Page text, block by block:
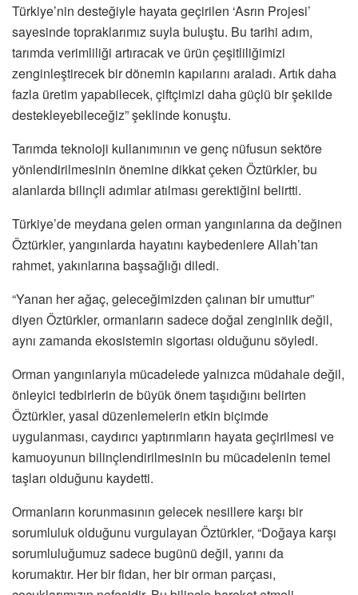
Türkiye’nin desteğiyle hayata geçirilen ‘Asrın Projesi’
sayesinde topraklarımız suyla buluştu. Bu tarihi adım,
tarımda verimliliği artıracak ve ürün çeşitliliğimizi
zenginleştirecek bir dönemin kapılarını araladı. Artık daha
fazla üretim yapabilecek, çiftçimizi daha güçlü bir şekilde
destekleyebileceğiz” şeklinde konuştu.
Tarımda teknoloji kullanımının ve genç nüfusun sektöre
yönlendirilmesinin önemine dikkat çeken Öztürkler, bu
alanlarda bilinçli adımlar atılması gerektiğini belirtti.
Türkiye’de meydana gelen orman yangınlarına da değinen
Öztürkler, yangınlarda hayatını kaybedenlere Allah’tan
rahmet, yakınlarına başsağlığı diledi.
“Yanan her ağaç, geleceğimizden çalınan bir umuttur”
diyen Öztürkler, ormanların sadece doğal zenginlik değil,
aynı zamanda ekosistemin sigortası olduğunu söyledi.
Orman yangınlarıyla mücadelede yalnızca müdahale değil,
önleyici tedbirlerin de büyük önem taşıdığını belirten
Öztürkler, yasal düzenlemelerin etkin biçimde
uygulanması, caydırıcı yaptırımların hayata geçirilmesi ve
kamuoyunun bilinçlendirilmesinin bu mücadelenin temel
taşları olduğunu kaydetti.
Ormanların korunmasının gelecek nesillere karşı bir
sorumluluk olduğunu vurgulayan Öztürkler, “Doğaya karşı
sorumluluğumuz sadece bugünü değil, yarını da
korumaktır. Her bir fidan, her bir orman parçası,